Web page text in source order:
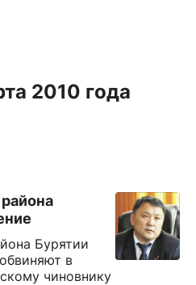
2010 года
Бурятии
в
чиновнику